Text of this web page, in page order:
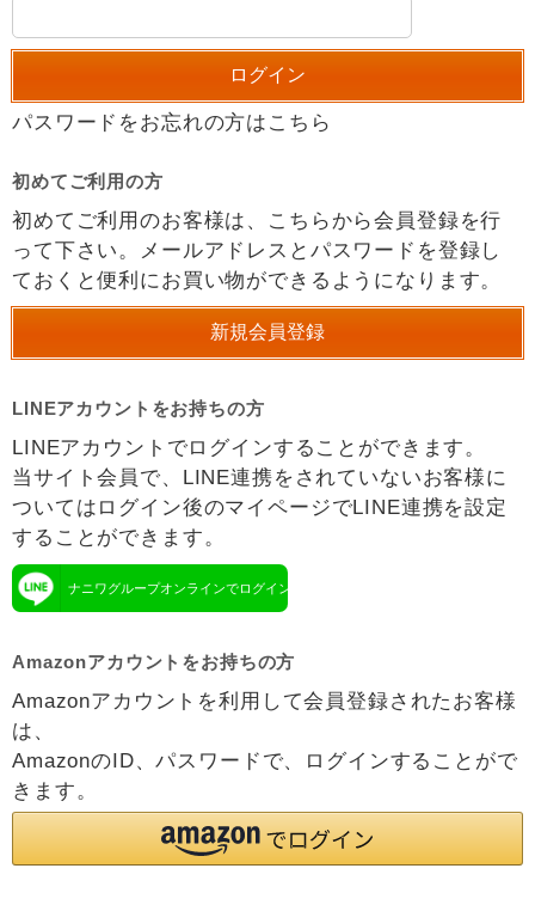
パスワードをお忘れの方はこちら
初めてご利用の方
初めてご利用のお客様は、こちらから会員登録を行
って下さい。メールアドレスとパスワードを登録し
ておくと便利にお買い物ができるようになります。
LINEアカウントをお持ちの方
LINEアカウントでログインすることができます。
当サイト会員で、LINE連携をされていないお客様に
ついてはログイン後のマイページでLINE連携を設定
することができます。
ナニワグループオンラインでログイン
Amazonアカウントをお持ちの方
Amazonアカウントを利用して会員登録されたお客様
は、
AmazonのID、パスワードで、ログインすることがで
きます。